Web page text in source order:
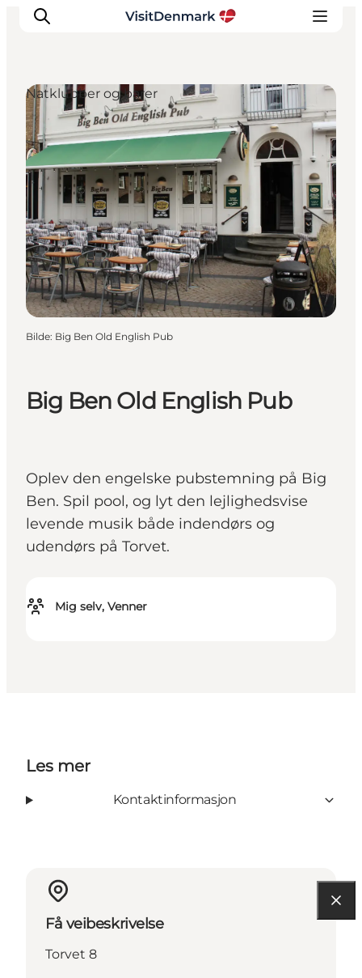
Inspirasjon
Reisemål
Aktiviteter
Overnatting
Planlegg reisen
Big Ben Old English Pub
Oplev den engelske pubstemning på Big
Ben. Spil pool, og lyt den lejlighedsvise
levende musik både indendørs og
udendørs på Torvet.
Mig selv, Venner
Natklubber og barer
Bilde: Big Ben Old English Pub
Les mer
Kontaktinformasjon
Få veibeskrivelse
Torvet 8